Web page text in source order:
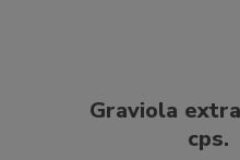
Graviola
cps.